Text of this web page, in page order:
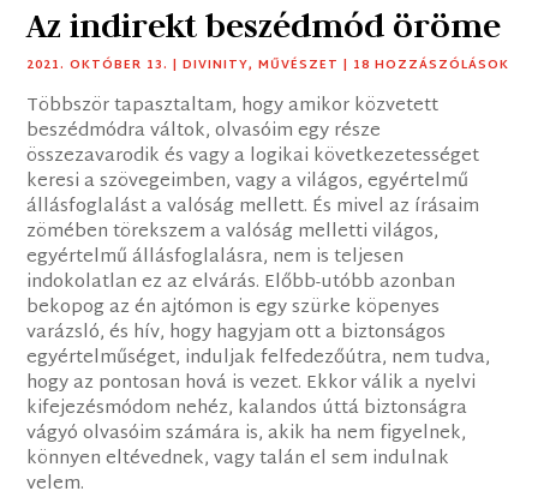
Az indirekt beszédmód öröme
2021. OKTÓBER 13. |DIVINITY,MŰVÉSZET | 18 HOZZÁSZÓLÁSOK
Többször tapasztaltam, hogy amikor közvetett
beszédmódra váltok, olvasóim egy része
összezavarodik és vagy a logikai következetességet
keresi a szövegeimben, vagy a világos, egyértelmű
állásfoglalást a valóság mellett. És mivel az írásaim
zömében törekszem a valóság melletti világos,
egyértelmű állásfoglalásra, nem is teljesen
indokolatlan ez az elvárás. Előbb-utóbb azonban
bekopog az én ajtómon is egy szürke köpenyes
varázsló, és hív, hogy hagyjam ott a biztonságos
egyértelműséget, induljak felfedezőútra, nem tudva,
hogy az pontosan hová is vezet. Ekkor válik a nyelvi
kifejezésmódom nehéz, kalandos úttá biztonságra
vágyó olvasóim számára is, akik ha nem figyelnek,
könnyen eltévednek, vagy talán el sem indulnak
velem.